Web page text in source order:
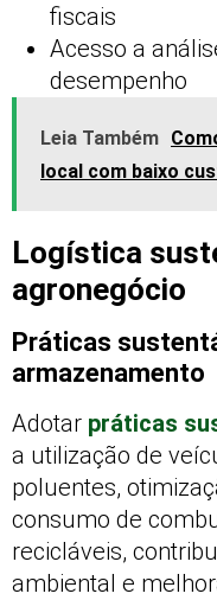
fiscais
Acesso a
desempenho
Leia Também
local com baixo
Logística
agronegócio
Práticas
armazenamento
Adotar práticas
a utilização de
poluentes,
consumo de
recicláveis,
ambiental e